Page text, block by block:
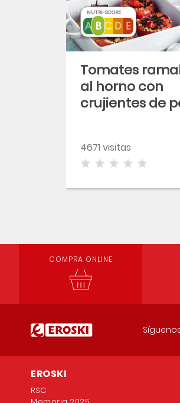
Tomates
al horno con
crujientes de
4671 visitas
NUTRI-SCORE
COMPRA ONLINE
EROSKI
RSC